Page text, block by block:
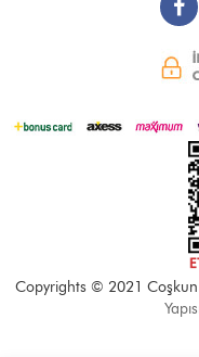
Copyrights © 2021 Coşkun